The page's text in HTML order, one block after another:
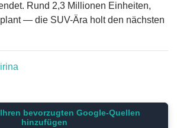
Rund 2,3 Millionen Einheiten,
— die SUV-Ära holt den nächsten
bevorzugten Google-Quellen
hinzufügen